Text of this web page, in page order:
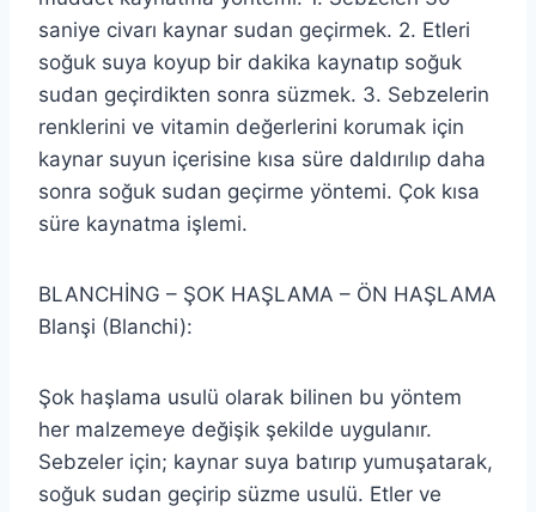
saniye civarı kaynar sudan geçirmek. 2. Etleri
soğuk suya koyup bir dakika kaynatıp soğuk
sudan geçirdikten sonra süzmek. 3. Sebzelerin
renklerini ve vitamin değerlerini korumak için
kaynar suyun içerisine kısa süre daldırılıp daha
sonra soğuk sudan geçirme yöntemi. Çok kısa
süre kaynatma işlemi.
BLANCHİNG – ŞOK HAŞLAMA – ÖN HAŞLAMA
Blanşi (Blanchi):
Şok haşlama usulü olarak bilinen bu yöntem
her malzemeye değişik şekilde uygulanır.
Sebzeler için; kaynar suya batırıp yumuşatarak,
soğuk sudan geçirip süzme usulü. Etler ve